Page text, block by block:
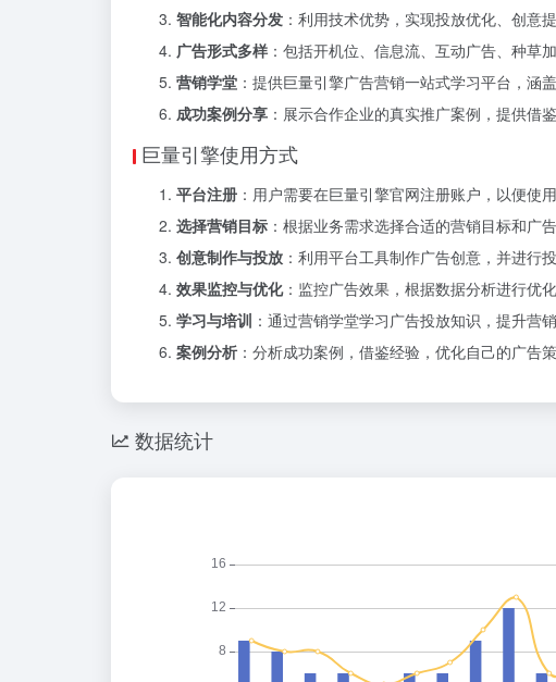
智能化内容分发 ：利用技术优势，实现投放优化、创意
广告形式多样 ：包括开机位、信息流、互动广告、种草
营销学堂 ：提供巨量引擎广告营销一站式学习平台，涵
成功案例分享 ：展示合作企业的真实推广案例，提供借鉴
巨量引擎使用方式
平台注册 ：用户需要在巨量引擎官网注册账户，以便使
选择营销目标 ：根据业务需求选择合适的营销目标和广告
创意制作与投放 ：利用平台工具制作广告创意，并进行投
效果监控与优化：监控广告效果，根据数据分析进行优
学习与培训 ：通过营销学堂学习广告投放知识，提升营销
案例分析 ：分析成功案例，借鉴经验，优化自己的广告策
数据统计